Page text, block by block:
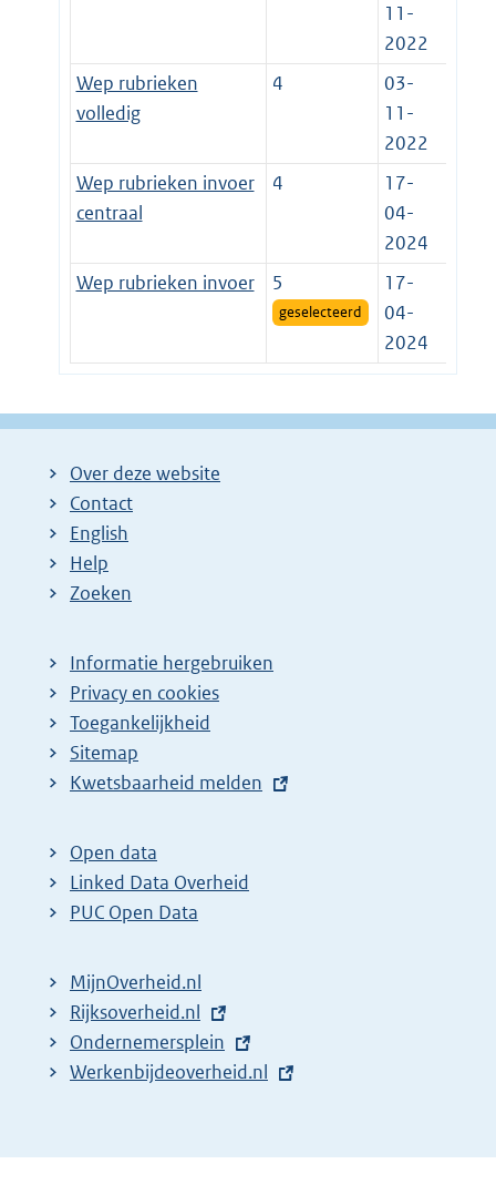
11-
2022
Wep rubrieken
volledig
4
03-
11-
2022
Wep rubrieken invoer
centraal
4
17-
04-
2024
Wep rubrieken invoer
5
geselecteerd
17-
04-
2024
Over deze website
Contact
English
Help
Zoeken
Informatie hergebruiken
Privacy en cookies
Toegankelijkheid
Sitemap
E
t
e
r
l
i
n
k
Kwetsbaarheid melden
Open data
Linked Data Overheid
PUC Open Data
MijnOverheid.nl
E
x
t
n
Rijksoverheid.nl
E
x
r
Ondernemersplein
E
e
Werkenbijdeoverheid.nl